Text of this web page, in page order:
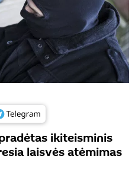
ikiteisminis
laisvės atėmimas